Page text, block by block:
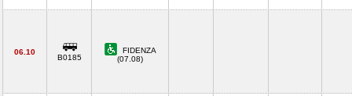
06.10
B0185
FIDENZA
(07.08)